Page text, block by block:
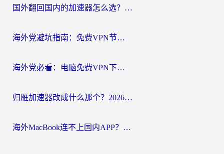
国外翻回国内的加速器怎么选？海外党亲测实用指南，告别地域限制
海外党避坑指南：免费VPN节点真的靠谱吗？教你选对回国加速器无缝访问国内资源
海外党必看：电脑免费VPN下载指南+回国加速器选择全攻略，告别地区限制
归雁加速器改成什么那个？2026海外党回国加速全攻略：告别地区限制，轻松刷剧玩游戏
海外MacBook连不上国内APP？选对回国VPN，告别地区限制的烦恼